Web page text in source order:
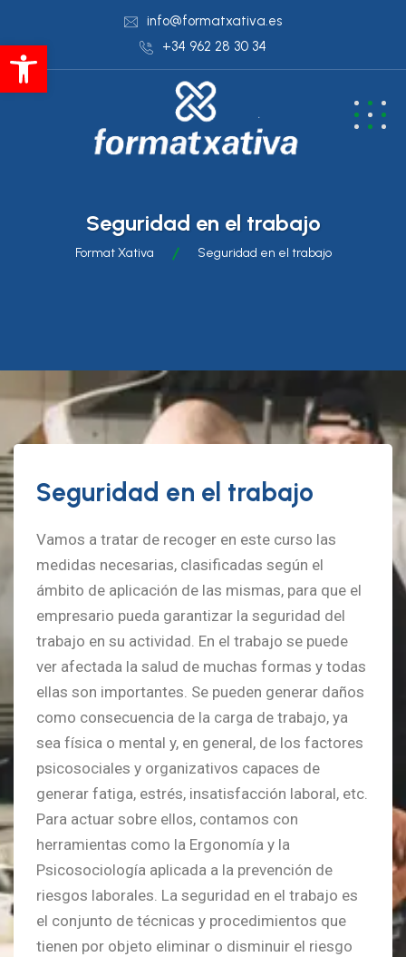
Abrir barra de herramientas
info@formatxativa.es
+34 962 28 30 34
Seguridad en el trabajo
Format Xativa Seguridad en el trabajo
Seguridad en el trabajo
Vamos a tratar de recoger en este curso las
medidas necesarias, clasificadas según el
ámbito de aplicación de las mismas, para que el
empresario pueda garantizar la seguridad del
trabajo en su actividad. En el trabajo se puede
ver afectada la salud de muchas formas y todas
ellas son importantes. Se pueden generar daños
como consecuencia de la carga de trabajo, ya
sea física o mental y, en general, de los factores
psicosociales y organizativos capaces de
generar fatiga, estrés, insatisfacción laboral, etc.
Para actuar sobre ellos, contamos con
herramientas como la Ergonomía y la
Psicosociología aplicada a la prevención de
riesgos laborales. La seguridad en el trabajo es
el conjunto de técnicas y procedimientos que
tienen por objeto eliminar o disminuir el riesgo